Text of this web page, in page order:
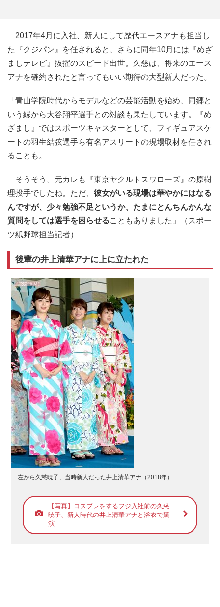
2017年4月に入社、新人にして歴代エースアナも担当し
た『クジパン』を任されると、さらに同年10月には『めざ
ましテレビ』抜擢のスピード出世。久慈は、将来のエース
アナを確約されたと言ってもいい期待の大型新人だった。
「青山学院時代からモデルなどの芸能活動を始め、同郷と
いう縁から大谷翔平選手との対談も果たしています。『め
ざまし』ではスポーツキャスターとして、フィギュアスケ
ートの羽生結弦選手ら有名アスリートの現場取材を任され
ることも。
そうそう、元カレも『東京ヤクルトスワローズ』の原樹
理投手でしたね。ただ、 彼女がいる現場は華やかにはなる
んですが、少々勉強不足というか、たまにとんちんかんな
質問をしては選手を困らせることもありました」（スポー
ツ紙野球担当記者）
後輩の井上清華アナに上に立たれた
左から久慈暁子、当時新人だった井上清華アナ（2018年）
【写真】コスプレをするフジ入社前の久慈
暁子、新人時代の井上清華アナと浴衣で競
演